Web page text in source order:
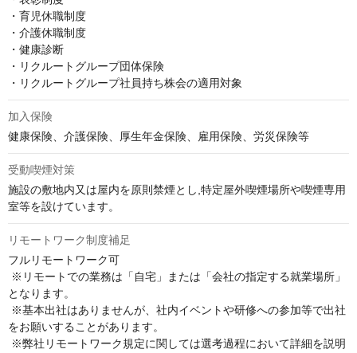
・育児休職制度
・介護休職制度
・健康診断
・リクルートグループ団体保険
・リクルートグループ社員持ち株会の適用対象
加入保険
健康保険、介護保険、厚生年金保険、雇用保険、労災保険等
受動喫煙対策
施設の敷地内又は屋内を原則禁煙とし,特定屋外喫煙場所や喫煙専用
室等を設けています。
リモートワーク制度補足
フルリモートワーク可
となります。
をお願いすることがあります。